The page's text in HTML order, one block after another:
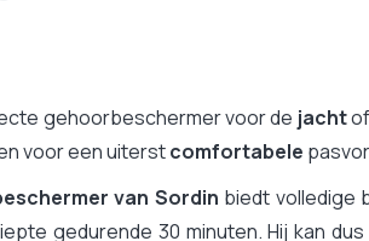
gehoorbeschermer voor de jachtof
voor een uiterstcomfortabele
van Sordin biedt volledige
gedurende 30 minuten. Hij kan